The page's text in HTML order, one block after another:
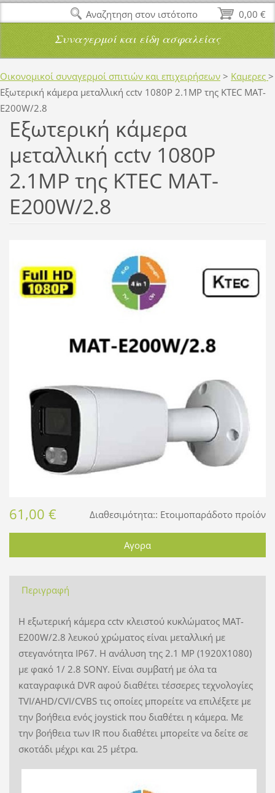
Συναγερμοί και είδη ασφαλείας
Οικονομικοί συναγερμοί σπιτιών και επιχειρήσεων > Καμερες >
Εξωτερική κάμερα μεταλλική cctv 1080P 2.1MP της KTEC MAT-
E200W/2.8
Εξωτερική κάμερα
μεταλλική cctv 1080P
2.1MP της KTEC MAT-
E200W/2.8
Διαθεσιμότητα:: Ετοιμοπαράδοτο προίόν
61,00 €
Περιγραφή
Η εξωτερική κάμερα cctv κλειστού κυκλώματος MAT-
E200W/2.8 λευκού χρώματος είναι μεταλλική με
στεγανότητα IP67. Η ανάλυση της 2.1 MP (1920X1080)
με φακό 1/ 2.8 SONY. Είναι συμβατή με όλα τα
καταγραφικά DVR αφού διαθέτει τέσσερες τεχνολογίες
TVI/AHD/CVI/CVBS τις οποίες μπορείτε να επιλέξετε με
την βοήθεια ενός joystick που διαθέτει η κάμερα. Με
την βοήθεια των IR που διαθέτει μπορείτε να δείτε σε
σκοτάδι μέχρι και 25 μέτρα.
0,00 €
Αναζητηση στον ιστότοπο